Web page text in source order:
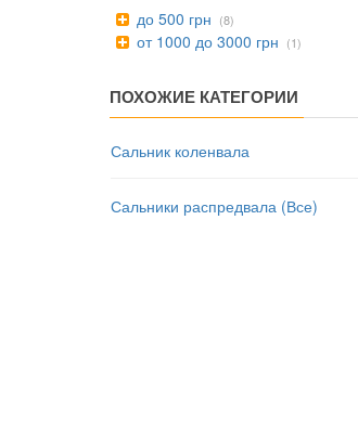
до 500 грн (8)
от 1000 до 3000 грн (1)
ПОХОЖИЕ КАТЕГОРИИ
Сальник коленвала
Сальники распредвала (Все)